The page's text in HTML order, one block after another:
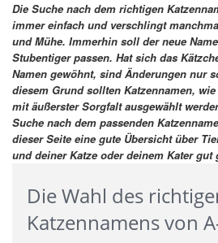
Die Suche nach dem richtigen
immer einfach und verschlingt
und Mühe. Immerhin soll der neue
Stubentiger passen. Hat sich das
Namen gewöhnt, sind Änderungen nur
diesem Grund sollten Katzennamen,
mit äußerster Sorgfalt ausgewählt
Suche nach dem passenden
dieser Seite eine gute Übersicht über
und deiner Katze oder deinem Kater gut
Die Wahl des
Katzennamens von